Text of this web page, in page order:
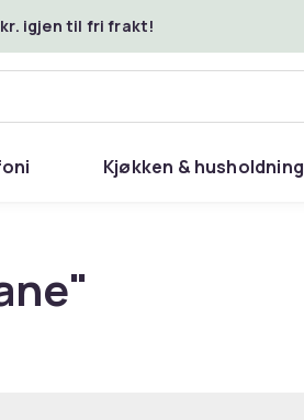
kr. igjen til fri frakt!
Kjøkken & husholdning